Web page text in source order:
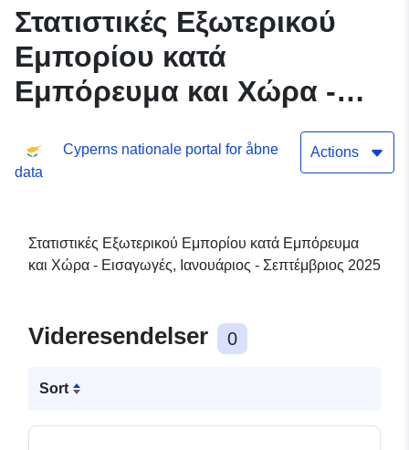
Στατιστικές Εξωτερικού
Εμπορίου κατά
Εμπόρευμα και Χώρα -
Εισαγωγές, Ιανουάριος -
Σεπτέμβριος 2025
Cyperns nationale portal for åbne
data
Actions
Στατιστικές Εξωτερικού Εμπορίου κατά Εμπόρευμα
και Χώρα - Εισαγωγές, Ιανουάριος - Σεπτέμβριος 2025
Videresendelser 0
Sort